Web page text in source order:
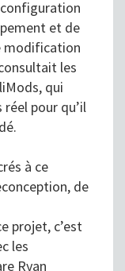
et de
modification
les
qui
pour qu’il
à ce
de
projet, c’est
les
Ryan